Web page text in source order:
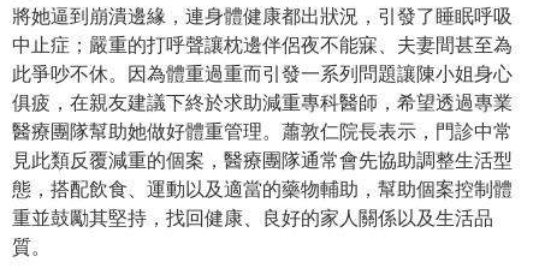
將她逼到崩潰邊緣，連身體健康都出狀況，引發了睡眠呼吸
中止症；嚴重的打呼聲讓枕邊伴侶夜不能寐、夫妻間甚至為
此爭吵不休。因為體重過重而引發一系列問題讓陳小姐身心
俱疲，在親友建議下終於求助減重專科醫師，希望透過專業
醫療團隊幫助她做好體重管理。蕭敦仁院長表示，門診中常
見此類反覆減重的個案，醫療團隊通常會先協助調整生活型
態，搭配飲食、運動以及適當的藥物輔助，幫助個案控制體
重並鼓勵其堅持，找回健康、良好的家人關係以及生活品
質。